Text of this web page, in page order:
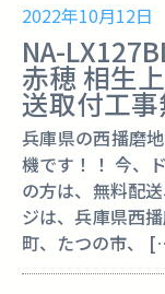
2022年10月12日
NA-
赤穂 相生
送取付工
兵庫県の西播磨
機です！！ 今、
の方は、無料配
ジは、兵庫県西
町、たつの市、